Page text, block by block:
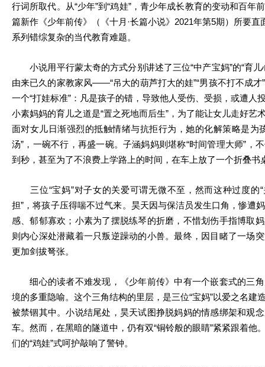
行词所取代。从“少年”到“鸡娃”，青少年成长教育的变动和百年
篇新作《少年前传》（《十月·长篇小说》2021年第5期）所要直
系列错综复杂的当代教育难题。
小说用平行蒙太奇的方式分别讲述了三位“中产宝妈”的“育儿
由来已久的家教家风——“吊大的葫芦打大的娃”“男孩不打不成
一个“打娃标准”：凡是孩子的错，导致他人受伤、受损，或遭人
小素妈妈的育儿之道是“置之死地而后生”，为了能让女儿走好艺
面对女儿日渐强烈的抵触情绪与抗拒行为，她的化解策略是为
汤”，一碗不行，再盛一碗。子涵妈妈则堪称“时间管理大师”，
到秒，甚至为了不浪费上学路上的时间，在车上放了一个折叠书
三位“宝妈”对子女的关爱可谓无微不至，然而这种过度的“
担”，将孩子压得喘不过气来。昊天因与保洁员发生口角，惨遭
感、郁郁寡欢；小素为了摆脱练琴的折磨，不惜划伤手指博取
则内心深处潜藏着一只叛逆躁动的小兽。最终，因目睹了一场
更加剑拔弩张。
细心的读者不难发现，《少年前传》中有一个嵌套式的三角
境的多重隐喻。这个三角结构的里层，是三位“宝妈”以爱之名建
被禁锢其中。小说结尾处，昊天试图挣脱妈妈的情感绑架和观
车。然而，在黑暗的隧道中，仍有双“铜铃般的眼睛”紧紧跟着他
们的“鸡娃”式呵护敲响了警钟。